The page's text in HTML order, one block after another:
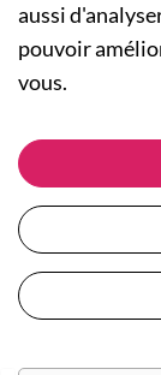
A
Qui
Actualités
Nos
Plan du
NOS
Les
Nos
Suivre
Retour
Moyens
Conditions
Protection des
aussi
pouvoir
vous.